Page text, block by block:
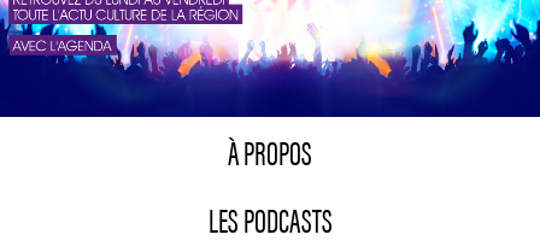
À PROPOS
LES PODCASTS